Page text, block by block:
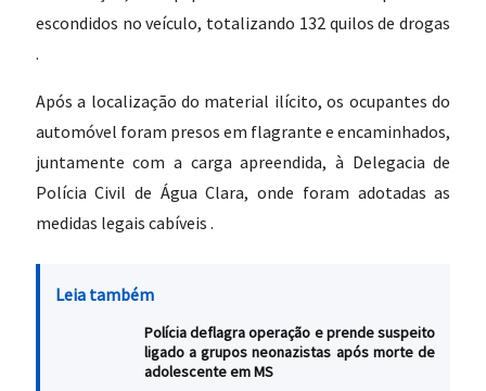
escondidos no veículo, totalizando 132 quilos de drogas
.
Após a localização do material ilícito, os ocupantes do
automóvel foram presos em flagrante e encaminhados,
juntamente com a carga apreendida, à Delegacia de
Polícia Civil de Água Clara, onde foram adotadas as
medidas legais cabíveis .
Leia também
Polícia deflagra operação e prende suspeito
ligado a grupos neonazistas após morte de
adolescente em MS